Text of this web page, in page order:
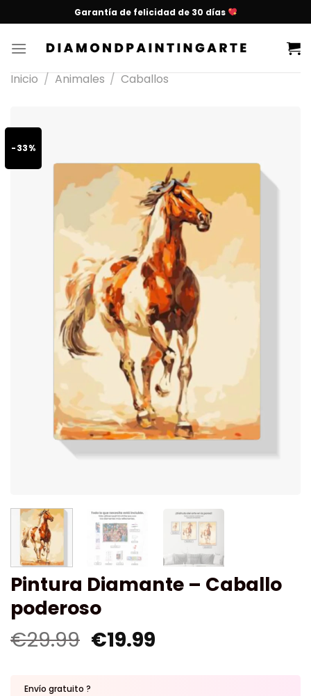
Garantía de felicidad de 30 días
Inicio / Animales / Caballos
-33%
Pintura Diamante – Caballo
poderoso
€29.99 €19.99
Envío gratuito ?